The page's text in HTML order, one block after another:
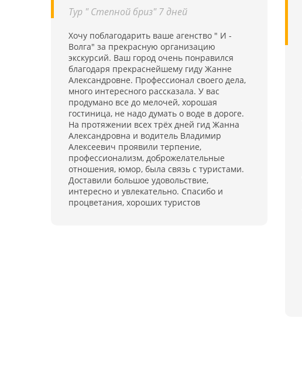
Тур " Степной бриз" 7 дней
Хочу поблагодарить ваше агенство " И -
Волга" за прекрасную организацию
экскурсий. Ваш город очень понравился
благодаря прекраснейшему гиду Жанне
Александровне. Профессионал своего дела,
много интересного рассказала. У вас
продумано все до мелочей, хорошая
гостиница, не надо думать о воде в дороге.
На протяжении всех трёх дней гид Жанна
Александровна и водитель Владимир
Алексеевич проявили терпение,
профессионализм, доброжелательные
отношения, юмор, была связь с туристами.
Доставили большое удовольствие,
интересно и увлекательно. Спасибо и
процветания, хороших туристов